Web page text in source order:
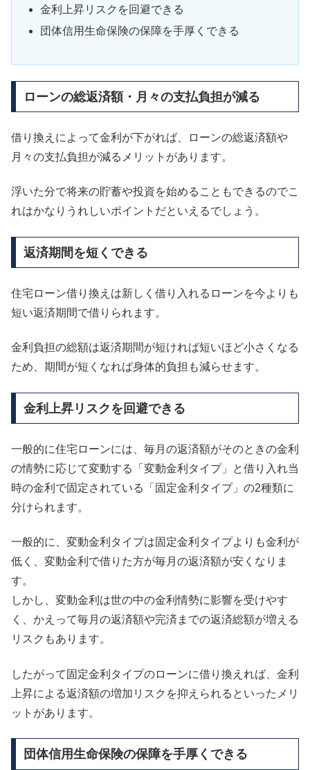
金利上昇リスクを回避できる
団体信用生命保険の保障を手厚くできる
ローンの総返済額・月々の支払負担が減る
借り換えによって金利が下がれば、ローンの総返済額や
月々の支払負担が減るメリットがあります。
浮いた分で将来の貯蓄や投資を始めることもできるのでこ
れはかなりうれしいポイントだといえるでしょう。
返済期間を短くできる
住宅ローン借り換えは新しく借り入れるローンを今よりも
短い返済期間で借りられます。
金利負担の総額は返済期間が短ければ短いほど小さくなる
ため、期間が短くなれば身体的負担も減らせます。
金利上昇リスクを回避できる
一般的に住宅ローンには、毎月の返済額がそのときの金利
の情勢に応じて変動する「変動金利タイプ」と借り入れ当
時の金利で固定されている「固定金利タイプ」の2種類に
分けられます。
一般的に、変動金利タイプは固定金利タイプよりも金利が
低く、変動金利で借りた方が毎月の返済額が安くなりま
す。
しかし、変動金利は世の中の金利情勢に影響を受けやす
く、かえって毎月の返済額や完済までの返済総額が増える
リスクもあります。
したがって固定金利タイプのローンに借り換えれば、金利
上昇による返済額の増加リスクを抑えられるといったメリ
ットがあります。
団体信用生命保険の保障を手厚くできる